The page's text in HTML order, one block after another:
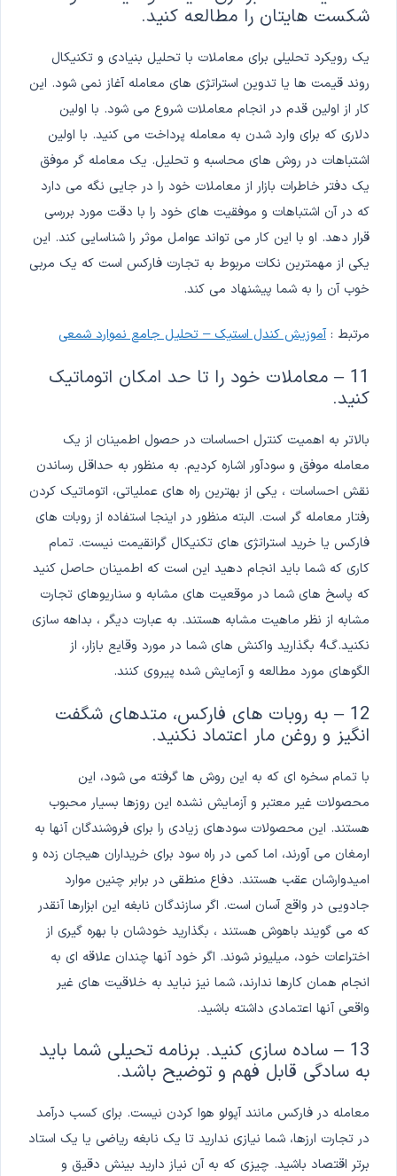
شکست هایتان را مطالعه کنید.
یک رویکرد تحلیلی برای معاملات با تحلیل بنیادی و تکنیکال
روند قیمت ها یا تدوین استراتژی های معامله آغاز نمی شود. این
کار از اولین قدم در انجام معاملات شروع می شود. با اولین
دلاری که برای وارد شدن به معامله پرداخت می کنید. با اولین
اشتباهات در روش های محاسبه و تحلیل. یک معامله گر موفق
یک دفتر خاطرات بازار از معاملات خود را در جایی نگه می دارد
که در آن اشتباهات و موفقیت های خود را با دقت مورد بررسی
قرار دهد. او با این کار می تواند عوامل موثر را شناسایی کند. این
یکی از مهمترین نکات مربوط به تجارت فارکس است که یک مربی
خوب آن را به شما پیشنهاد می کند.
مرتبط :آموزیش کندل استیک – تحلیل جامع نموارد شمعی
11 – معاملات خود را تا حد امکان اتوماتیک
کنید.
بالاتر به اهمیت کنترل احساسات در حصول اطمینان از یک
معامله موفق و سودآور اشاره کردیم. به منظور به حداقل رساندن
نقش احساسات ، یکی از بهترین راه های عملیاتی، اتوماتیک کردن
رفتار معامله گر است. البته منظور در اینجا استفاده از روبات های
فارکس یا خرید استراتژی های تکنیکال گرانقیمت نیست. تمام
کاری که شما باید انجام دهید این است که اطمینان حاصل کنید
که پاسخ های شما در موقعیت های مشابه و سناریوهای تجارت
مشابه از نظر ماهیت مشابه هستند. به عبارت دیگر ، بداهه سازی
نکنید.گ4 بگذارید واکنش های شما در مورد وقایع بازار، از
الگوهای مورد مطالعه و آزمایش شده پیروی کنند.
12 – به روبات های فارکس، متدهای شگفت
انگیز و روغن مار اعتماد نکنید.
با تمام سخره ای که به این روش ها گرفته می شود، این
محصولات غیر معتبر و آزمایش نشده این روزها بسیار محبوب
هستند. این محصولات سودهای زیادی را برای فروشندگان آنها به
ارمغان می آورند، اما کمی در راه سود برای خریداران هیجان زده و
امیدوارشان عقب هستند. دفاع منطقی در برابر چنین موارد
جادویی در واقع آسان است. اگر سازندگان نابغه این ابزارها آنقدر
که می گویند باهوش هستند ، بگذارید خودشان با بهره گیری از
اختراعات خود، میلیونر شوند. اگر خود آنها چندان علاقه ای به
انجام همان کارها ندارند، شما نیز نباید به خلاقیت های غیر
واقعی آنها اعتمادی داشته باشید.
13 – ساده سازی کنید. برنامه تحیلی شما باید
به سادگی قابل فهم و توضیح باشد.
معامله در فارکس مانند آپولو هوا کردن نیست. برای کسب درآمد
در تجارت ارزها، شما نیازی ندارید تا یک نابغه ریاضی یا یک استاد
برتر اقتصاد باشید. چیزی که به آن نیاز دارید بینش دقیق و